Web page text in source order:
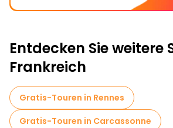
Entdecken Sie weitere
Frankreich
Gratis-Touren in Rennes
Gratis-Touren in Carcassonne